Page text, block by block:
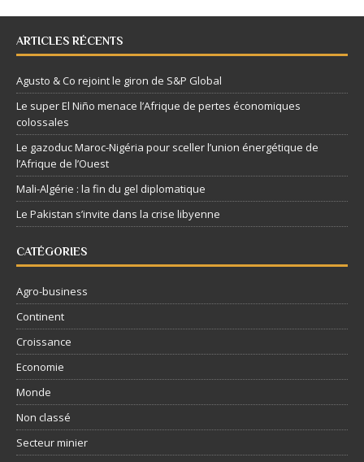
ARTICLES RÉCENTS
Agusto & Co rejoint le giron de S&P Global
Le super El Niño menace l’Afrique de pertes économiques
colossales
Le gazoduc Maroc-Nigéria pour sceller l’union énergétique de
l’Afrique de l’Ouest
Mali-Algérie : la fin du gel diplomatique
Le Pakistan s’invite dans la crise libyenne
CATÉGORIES
Agro-business
Continent
Croissance
Economie
Monde
Non classé
Secteur minier